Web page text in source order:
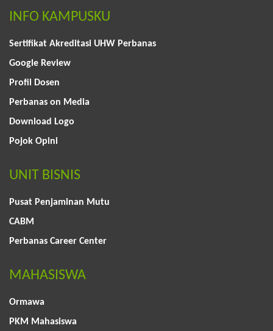
INFO KAMPUSKU
Sertifikat Akreditasi UHW Perbanas
Google Review
Profil Dosen
Perbanas on Media
Download Logo
Pojok Opini
UNIT BISNIS
Pusat Penjaminan Mutu
CABM
Perbanas Career Center
MAHASISWA
Ormawa
PKM Mahasiswa